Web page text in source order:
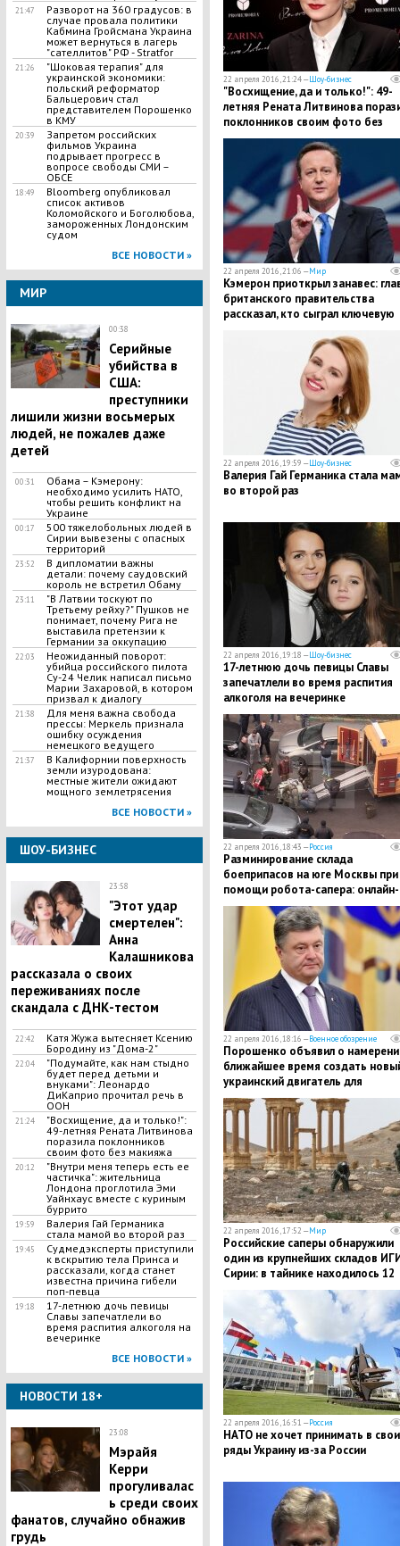
21:47
Разворот на 360 градусов: в
случае провала политики
Кабмина Гройсмана Украина
может вернуться в лагерь
"сателлитов" РФ - Stratfor
21:26
"Шоковая терапия" для
украинской экономики:
польский реформатор
Бальцерович стал
представителем Порошенко
в КМУ
20:39
Запретом российских
фильмов Украина
подрывает прогресс в
вопросе свободы СМИ –
ОБСЕ
18:49
Bloomberg опубликовал
список активов
Коломойского и Боголюбова,
замороженных Лондонским
судом
ВСЕ НОВОСТИ »
МИР
00:38
Серийные
убийства в
США:
преступники
лишили жизни восьмерых
людей, не пожалев даже
детей
00:31
Обама – Кэмерону:
необходимо усилить НАТО,
чтобы решить конфликт на
Украине
00:17
500 тяжелобольных людей в
Сирии вывезены с опасных
территорий
23:52
В дипломатии важны
детали: почему саудовский
король не встретил Обаму
23:11
"В Латвии тоскуют по
Третьему рейху?" Пушков не
понимает, почему Рига не
выставила претензии к
Германии за оккупацию
22:03
Неожиданный поворот:
убийца российского пилота
Су-24 Челик написал письмо
Марии Захаровой, в котором
призвал к диалогу
21:38
Для меня важна свобода
прессы: Меркель признала
ошибку осуждения
немецкого ведущего
21:37
В Калифорнии поверхность
земли изуродована:
местные жители ожидают
мощного землетрясения
ВСЕ НОВОСТИ »
ШОУ-БИЗНЕС
23:58
"Этот удар
смертелен":
Анна
Калашникова
рассказала о своих
переживаниях после
скандала с ДНК-тестом
22:42
Катя Жужа вытесняет Ксению
Бородину из "Дома-2"
22:04
"Подумайте, как нам стыдно
будет перед детьми и
внуками": Леонардо
ДиКаприо прочитал речь в
ООН
21:24
"Восхищение, да и только!":
49-летняя Рената Литвинова
поразила поклонников
своим фото без макияжа
20:12
"Внутри меня теперь есть ее
частичка": жительница
Лондона проглотила Эми
Уайнхаус вместе с куриным
буррито
19:59
Валерия Гай Германика
стала мамой во второй раз
19:45
Судмедэксперты приступили
к вскрытию тела Принса и
рассказали, когда станет
известна причина гибели
поп-певца
19:18
17-летнюю дочь певицы
Славы запечатлели во
время распития алкоголя на
вечеринке
ВСЕ НОВОСТИ »
НОВОСТИ 18+
23:08
Мэрайя
Керри
прогуливалас
ь среди своих
фанатов, случайно обнажив
грудь
22 апреля 2016, 21:24 —Шоу-бизнес
"Восхищение, да и только!": 49-
летняя Рената Литвинова
поклонников своим фото без
макияжа
22 апреля 2016, 21:06 —Мир
Кэмерон приоткрыл занавес:
британского правительства
рассказал, кто сыграл ключевую
22 апреля 2016, 19:59 —Шоу-бизнес
Валерия Гай Германика стала
во второй раз
22 апреля 2016, 19:18 —Шоу-бизнес
17-летнюю дочь певицы Славы
запечатлели во время распития
алкоголя на вечеринке
22 апреля 2016, 18:43 —Россия
Разминирование склада
боеприпасов на юге Москвы при
помощи робота-сапера: онлайн-
трансляция
22 апреля 2016, 18:16 —Военное обозрение
Порошенко объявил о
ближайшее время создать
украинский двигатель для
истребителей
22 апреля 2016, 17:52 —Мир
Российские саперы обнаружили
один из крупнейших складов
Сирии: в тайнике находилось 12
тысяч единиц взрывчатки
22 апреля 2016, 16:51 —Россия
НАТО не хочет принимать в свои
ряды Украину из-за России